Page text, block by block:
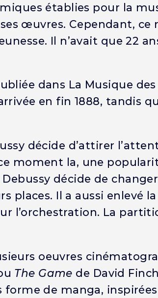
établies pour la
œuvres. Cependant, ce
Il n’avait que 22
dans La Musique
en fin 1888, tandis
décide d’attirer
moment la, une
décide de changer
places. Il a aussi enlevé
l’orchestration. La
oeuvres
The Game de David
forme de manga,